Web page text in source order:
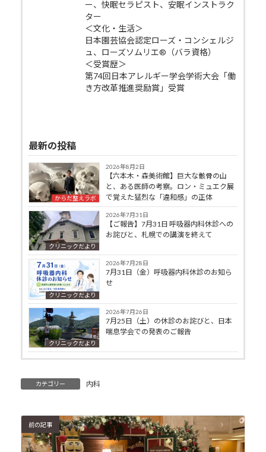
ー、快眠セラピスト、安眠インストラク
ター
＜文化・生活＞
日本園芸協会認定ローズ・コンシェルジ
ュ、ローズソムリエ®（バラ資格）
＜受賞歴＞
第74回日本アレルギー学会学術大会「働
き方改革推進奨励賞」受賞
最新の投稿
からだ整えラボ
2026年8月2日
【六本木・森美術館】巨大な骸骨の山
と、ある医師の考察。ロン・ミュエク展
で覚えた猛烈な「違和感」の正体
クリニックだより
2026年7月31日
【ご報告】7月31日 呼吸器内科休診への
お詫びと、札幌での講演を終えて
クリニックだより
2026年7月28日
7月31日（金）呼吸器内科休診のお知ら
せ
クリニックだより
2026年7月26日
7月25日（土）の休診のお詫びと、日本
喘息学会での発表のご報告
カテゴリー 内科
前の記事